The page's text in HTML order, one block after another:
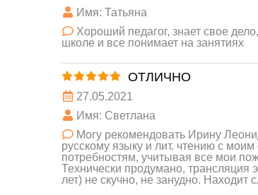
Имя: Татьяна
Хороший педагог, знает свое
школе и все понимает на занятиях
ОТЛИЧНО
27.05.2021
Имя: Светлана
Могу рекомендовать Ирину
русскому языку и лит. чтению с
потребностям, учитывая все мои
Технически продумано, трансляция
лет) не скучно, не занудно. Находит